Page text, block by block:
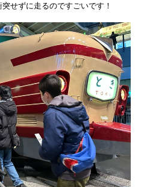
せずに走るのですごいです！